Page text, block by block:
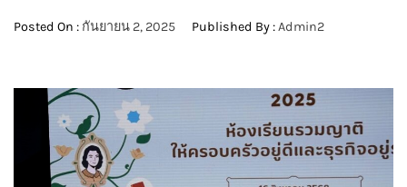
Posted On : กันยายน 2, 2025 Published By :Admin2